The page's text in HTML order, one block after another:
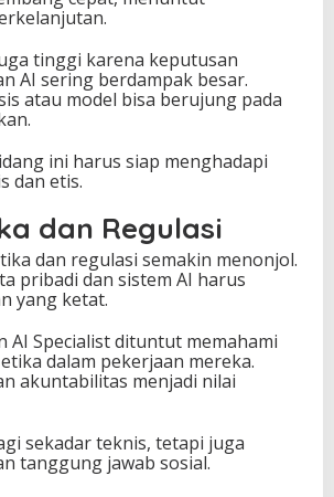
tinggi karena keputusan
AI sering berdampak besar.
atau model bisa berujung pada
ini harus siap menghadapi
dan etis.
dan Regulasi
dan regulasi semakin menonjol.
pribadi dan sistem AI harus
yang ketat.
AI Specialist dituntut memahami
dalam pekerjaan mereka.
akuntabilitas menjadi nilai
sekadar teknis, tetapi juga
tanggung jawab sosial.